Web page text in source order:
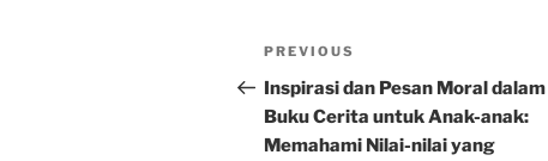
Post
navigation
Previous
Post
PREVIOUS
Inspirasi dan Pesan Moral dalam
Buku Cerita untuk Anak-anak:
Memahami Nilai-nilai yang